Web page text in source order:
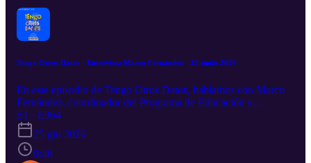
Tengo Otros Datos - Entrevista Marco Fernández - 22 junio 2026
En este episodio de Tengo Otros Datos, hablamos con Marco
Fernández, coordinador del Programa de Educación y
Anticorrupción de México Evalúa, sobre la CNTE y sus
movilizaciones.
S1 · E964
25 giu 2026
9:46